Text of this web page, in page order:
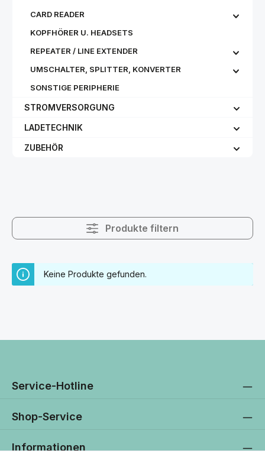
CARD READER
KOPFHÖRER U. HEADSETS
REPEATER / LINE EXTENDER
UMSCHALTER, SPLITTER, KONVERTER
SONSTIGE PERIPHERIE
STROMVERSORGUNG
LADETECHNIK
ZUBEHÖR
Produkte filtern
Keine Produkte gefunden.
Service-Hotline
Shop-Service
Informationen